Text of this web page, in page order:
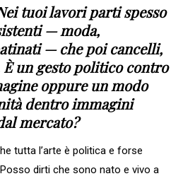
tuoi lavori parti spesso
— moda,
— che poi cancelli,
un gesto politico contro
oppure un modo
dentro immagini
mercato?
tutta l’arte è politica e forse
dirti che sono nato e vivo a